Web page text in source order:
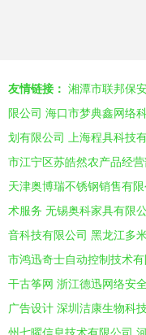
友情链接： 湘潭市联邦保
限公司 海口市梦典鑫网络
划有限公司
上海程具科技
市江宁区苏皓然农产品经营
天津奥博瑞不锈钢销售有限
术服务 无锡奥科家具有限
音科技有限公司 黑龙江多
市鸿迅奇士自动控制技术有
干古筝网 浙江德迅网络安
广告设计 深圳洁康生物科